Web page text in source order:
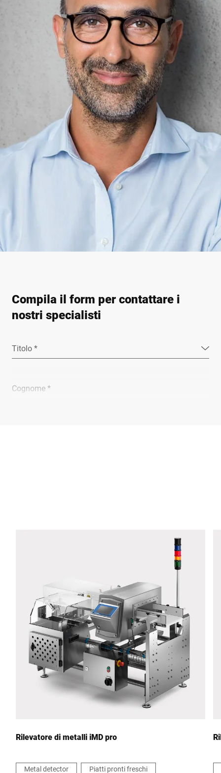
Compila il form per contattare i
nostri specialisti
Titolo *
Cognome *
Città *
Rilevatore di metalli iMD pro
Metal detector
Piatti pronti freschi